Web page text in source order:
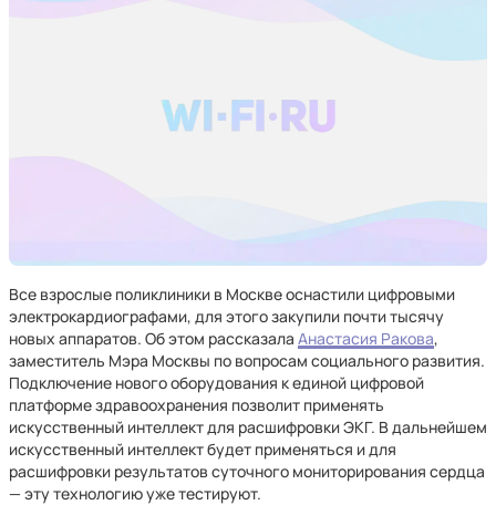
Все взрослые поликлиники в Москве оснастили цифровыми
электрокардиографами, для этого закупили почти тысячу
новых аппаратов. Об этом рассказала Анастасия Ракова,
заместитель Мэра Москвы по вопросам социального развития.
Подключение нового оборудования к единой цифровой
платформе здравоохранения позволит применять
искусственный интеллект для расшифровки ЭКГ. В дальнейшем
искусственный интеллект будет применяться и для
расшифровки результатов суточного мониторирования сердца
— эту технологию уже тестируют.